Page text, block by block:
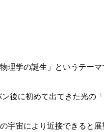
理学の誕生」というテー
後に初めて出てきた光の
宇宙により近接できると展